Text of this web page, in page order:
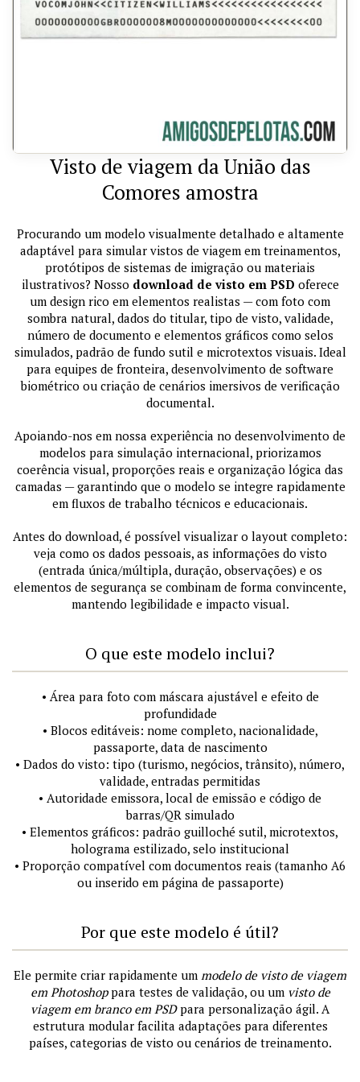
Visto de viagem da União das
Comores amostra
Procurando um modelo visualmente detalhado e altamente
adaptável para simular vistos de viagem em treinamentos,
protótipos de sistemas de imigração ou materiais
ilustrativos? Nosso download de visto em PSD oferece
um design rico em elementos realistas — com foto com
sombra natural, dados do titular, tipo de visto, validade,
número de documento e elementos gráficos como selos
simulados, padrão de fundo sutil e microtextos visuais. Ideal
para equipes de fronteira, desenvolvimento de software
biométrico ou criação de cenários imersivos de verificação
documental.
Apoiando-nos em nossa experiência no desenvolvimento de
modelos para simulação internacional, priorizamos
coerência visual, proporções reais e organização lógica das
camadas — garantindo que o modelo se integre rapidamente
em fluxos de trabalho técnicos e educacionais.
Antes do download, é possível visualizar o layout completo:
veja como os dados pessoais, as informações do visto
(entrada única/múltipla, duração, observações) e os
elementos de segurança se combinam de forma convincente,
mantendo legibilidade e impacto visual.
O que este modelo inclui?
• Área para foto com máscara ajustável e efeito de
profundidade
• Blocos editáveis: nome completo, nacionalidade,
passaporte, data de nascimento
• Dados do visto: tipo (turismo, negócios, trânsito), número,
validade, entradas permitidas
• Autoridade emissora, local de emissão e código de
barras/QR simulado
• Elementos gráficos: padrão guilloché sutil, microtextos,
holograma estilizado, selo institucional
• Proporção compatível com documentos reais (tamanho A6
ou inserido em página de passaporte)
Por que este modelo é útil?
Ele permite criar rapidamente um modelo de visto de viagem
em Photoshoppara testes de validação, ou um visto de
viagem em branco em PSDpara personalização ágil. A
estrutura modular facilita adaptações para diferentes
países, categorias de visto ou cenários de treinamento.